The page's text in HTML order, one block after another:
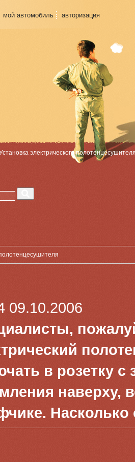
мой автомобиль авторизация
электрического
09.10.2006
в розетку с
наверху,